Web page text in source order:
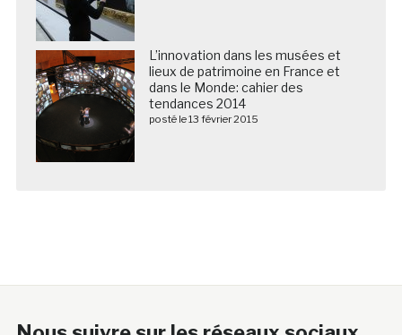
L’innovation dans les musées et
lieux de patrimoine en France et
dans le Monde: cahier des
tendances 2014
posté le 13 février 2015